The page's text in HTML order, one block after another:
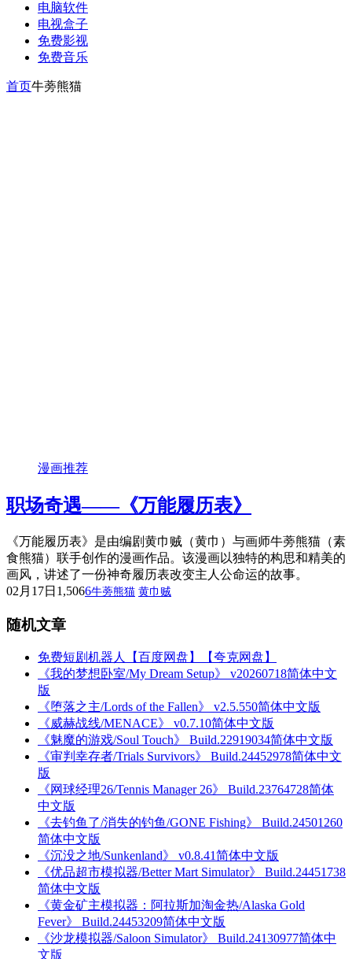
电脑软件
电视盒子
免费影视
免费音乐
首页牛蒡熊猫
漫画推荐
职场奇遇——《万能履历表》
《万能履历表》是由编剧黄巾贼（黄巾）与画师牛蒡熊猫（素
食熊猫）联手创作的漫画作品。该漫画以独特的构思和精美的
画风，讲述了一份神奇履历表改变主人公命运的故事。
02月17日 1,5066牛蒡熊猫 黄巾贼
随机文章
免费短剧机器人【百度网盘】【夸克网盘】
《我的梦想卧室/My Dream Setup》 v20260718简体中文
版
《堕落之主/Lords of the Fallen》 v2.5.550简体中文版
《威赫战线/MENACE》 v0.7.10简体中文版
《魅魔的游戏/Soul Touch》 Build.22919034简体中文版
《审判幸存者/Trials Survivors》 Build.24452978简体中文
版
《网球经理26/Tennis Manager 26》 Build.23764728简体
中文版
《去钓鱼了/消失的钓鱼/GONE Fishing》 Build.24501260
简体中文版
《沉没之地/Sunkenland》 v0.8.41简体中文版
《优品超市模拟器/Better Mart Simulator》 Build.24451738
简体中文版
《黄金矿主模拟器：阿拉斯加淘金热/Alaska Gold
Fever》 Build.24453209简体中文版
《沙龙模拟器/Saloon Simulator》 Build.24130977简体中
文版